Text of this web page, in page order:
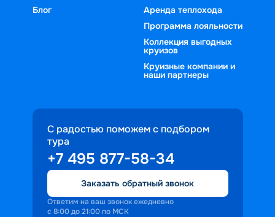
Блог
Аренда теплохода
Программа лояльности
Коллекция выгодных
круизов
Круизные компании и
наши партнеры
С радостью поможем с подбором
тура
+7 495 877-58-34
Заказать обратный звонок
Ответим на ваш звонок ежедневно
с 8:00 до 21:00 по МСК